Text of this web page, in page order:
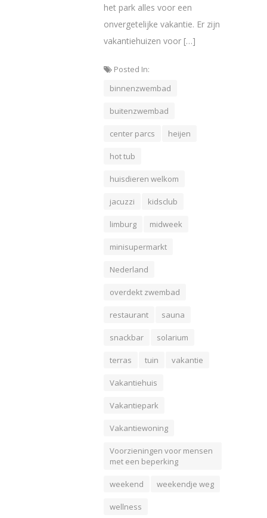
het park alles voor een
onvergetelijke vakantie. Er zijn
vakantiehuizen voor […]
Posted In:
binnenzwembad
buitenzwembad
center parcs heijen
hot tub
huisdieren welkom
jacuzzi kidsclub
limburg midweek
minisupermarkt
Nederland
overdekt zwembad
restaurant sauna
snackbar solarium
terras tuin vakantie
Vakantiehuis
Vakantiepark
Vakantiewoning
Voorzieningen voor mensen
met een beperking
weekend weekendje weg
wellness